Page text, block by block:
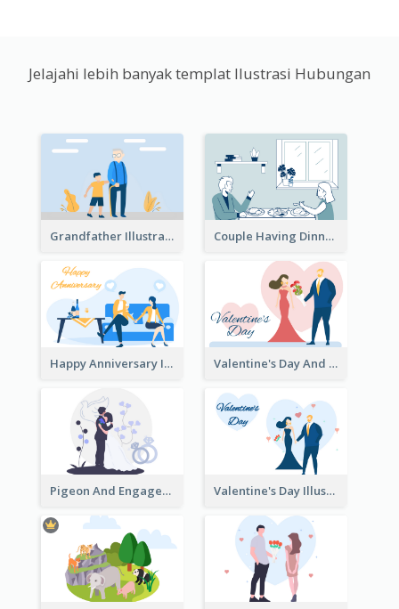
Jelajahi lebih banyak templat Ilustrasi Hubungan
Grandfather Illustration Couple Having Dinner Illustration
Happy Anniversary Illustration Valentine's Day And Flower Illustration
Pigeon And Engagement Illustration Valentine's Day Illustration